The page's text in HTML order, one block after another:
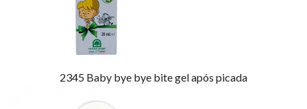
2345 Baby bye bye bite gel após picada